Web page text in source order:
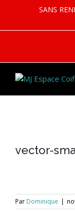
content
SANS
vector-
Par Dominique |